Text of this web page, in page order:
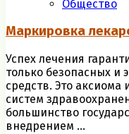
Общество
Маркировка
Успех лечения
только безопасных
средств. Это аксиома
систем
большинство
внедрением ...